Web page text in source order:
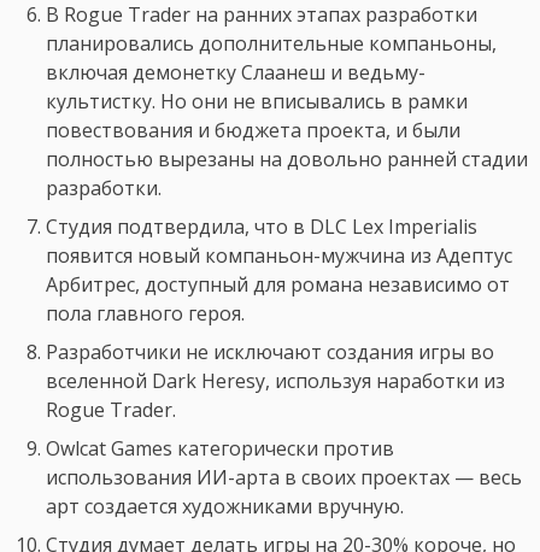
В Rogue Trader на ранних этапах разработки
планировались дополнительные компаньоны,
включая демонетку Слаанеш и ведьму-
культистку. Но они не вписывались в рамки
повествования и бюджета проекта, и были
полностью вырезаны на довольно ранней стадии
разработки.
Студия подтвердила, что в DLC Lex Imperialis
появится новый компаньон-мужчина из Адептус
Арбитрес, доступный для романа независимо от
пола главного героя.
Разработчики не исключают создания игры во
вселенной Dark Heresy, используя наработки из
Rogue Trader.
Owlcat Games категорически против
использования ИИ-арта в своих проектах — весь
арт создается художниками вручную.
Студия думает делать игры на 20-30% короче, но